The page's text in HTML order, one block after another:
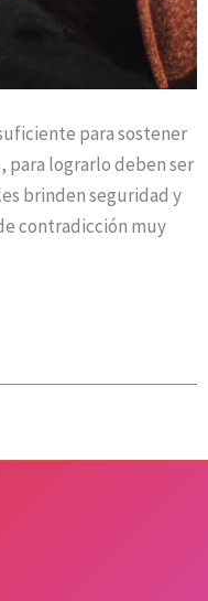
para sostener
para lograrlo deben ser
brinden seguridad y
contradicción muy